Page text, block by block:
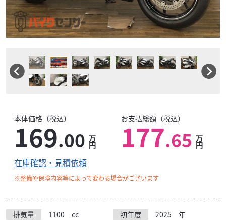
本体価格（税込）
169.00 万
円
お支払総額（税込）
177.65 万
円
在庫確認・見積依頼
※整備や保険内容等によって変わる場合がございます
排気量 1100 cc 初年度 2025
年